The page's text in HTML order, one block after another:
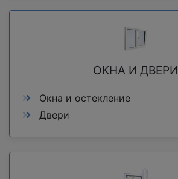
ОКНА И ДВЕРИ
Окна и остекление
Двери